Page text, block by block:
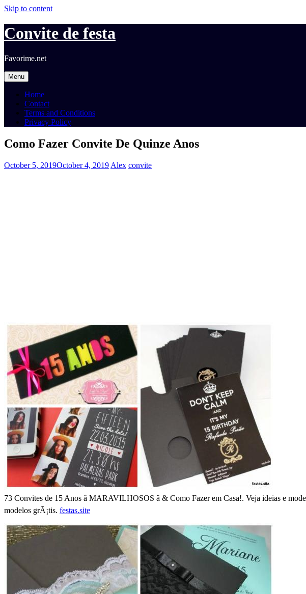
Skip to content
Convite de festa
Favorime.net
Menu
Home
Contact
Terms and Conditions
Privacy Policy
Como Fazer Convite De Quinze Anos
October 5, 2019October 4, 2019 Alex convite
73 Convites de 15 Anos â MARAVILHOSOS â & Como Fazer em Casa!. Veja ideias e
modelos grÃ¡tis. festas.site